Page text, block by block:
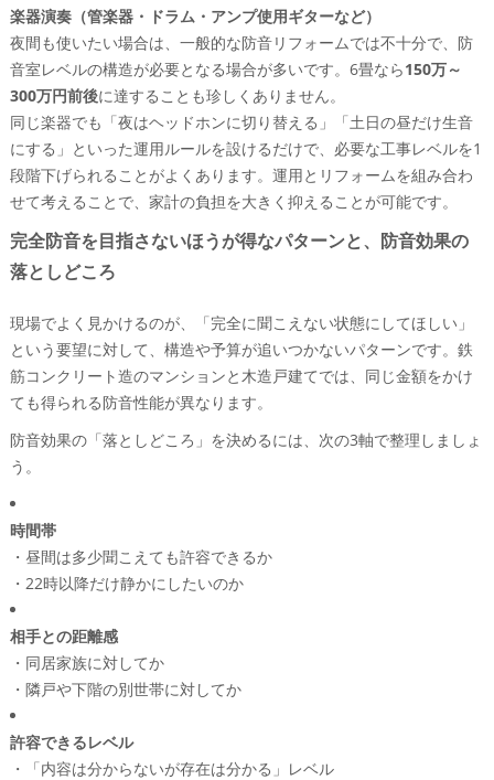
楽器演奏（管楽器・ドラム・アンプ使用ギターなど）
夜間も使いたい場合は、一般的な防音リフォームでは不十分で、防
音室レベルの構造が必要となる場合が多いです。6畳なら150万～
300万円前後に達することも珍しくありません。
同じ楽器でも「夜はヘッドホンに切り替える」「土日の昼だけ生音
にする」といった運用ルールを設けるだけで、必要な工事レベルを1
段階下げられることがよくあります。運用とリフォームを組み合わ
せて考えることで、家計の負担を大きく抑えることが可能です。
完全防音を目指さないほうが得なパターンと、防音効果の
落としどころ
現場でよく見かけるのが、「完全に聞こえない状態にしてほしい」
という要望に対して、構造や予算が追いつかないパターンです。鉄
筋コンクリート造のマンションと木造戸建てでは、同じ金額をかけ
ても得られる防音性能が異なります。
防音効果の「落としどころ」を決めるには、次の3軸で整理しましょ
う。
時間帯
・昼間は多少聞こえても許容できるか
・22時以降だけ静かにしたいのか
相手との距離感
・同居家族に対してか
・隣戸や下階の別世帯に対してか
許容できるレベル
・「内容は分からないが存在は分かる」レベル